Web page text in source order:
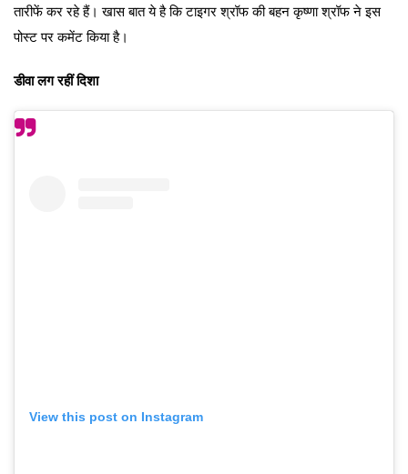
तारीफें कर रहे हैं। खास बात ये है कि टाइगर श्रॉफ की बहन कृष्णा श्रॉफ ने इस
पोस्ट पर कमेंट किया है।
डीवा लग रहीं दिशा
View this post on Instagram